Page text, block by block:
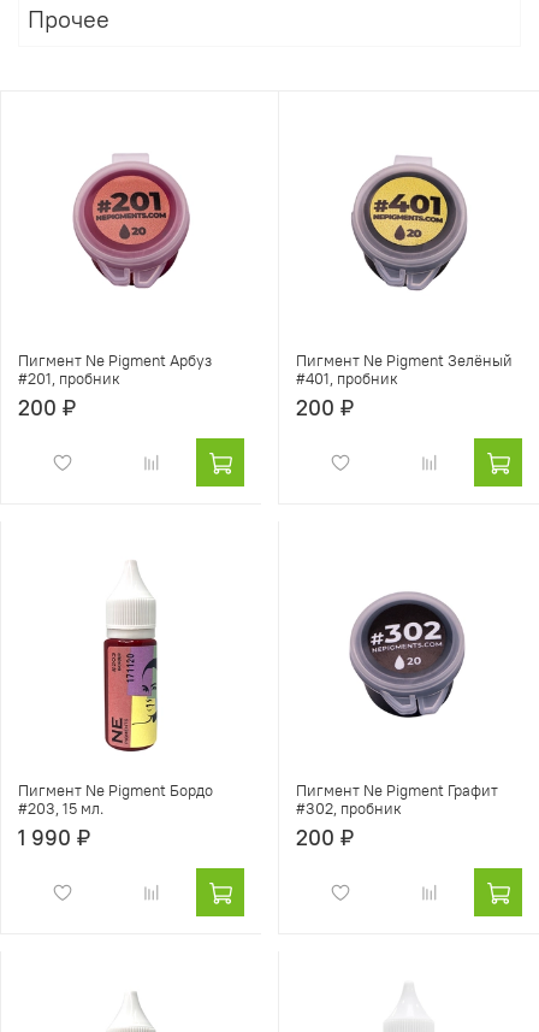
Прочее
Пигмент Ne Pigment Арбуз
#201, пробник
200 ₽
Пигмент Ne Pigment Зелёный
#401, пробник
200 ₽
Пигмент Ne Pigment Бордо
#203, 15 мл.
1 990 ₽
Пигмент Ne Pigment Графит
#302, пробник
200 ₽